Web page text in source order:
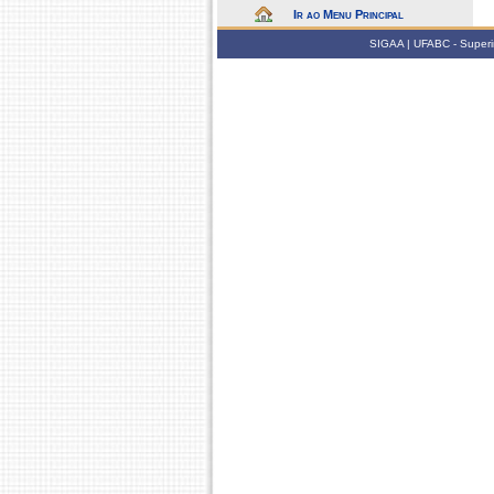
Ir ao Menu Principal
SIGAA | UFABC -